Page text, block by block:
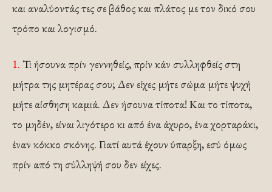
και αναλύοντάς τες σε βάθος και πλάτος με τον δικό σου
τρόπο και λογισμό.
1. Τι ήσουνα πρίν γεννηθείς, πρίν κάν συλληφθείς στη
μήτρα της μητέρας σου; Δεν είχες μήτε σώμα μήτε ψυχή
μήτε αίσθηση καμιά. Δεν ήσουνα τίποτα! Και το τίποτα,
το μηδέν, είναι λιγότερο κι από ένα άχυρο, ένα χορταράκι,
έναν κόκκο σκόνης. Γιατί αυτά έχουν ύπαρξη, εσύ όμως
πρίν από τη σύλληψή σου δεν είχες.